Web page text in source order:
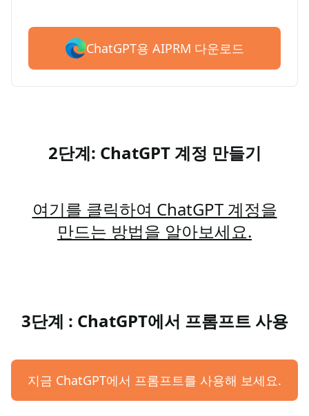
ChatGPT용 AIPRM 다운로드
2단계: ChatGPT 계정 만들기
여기를 클릭하여 ChatGPT 계정을
만드는 방법을 알아보세요.
3단계 : ChatGPT에서 프롬프트 사용
지금 ChatGPT에서 프롬프트를 사용해 보세요.